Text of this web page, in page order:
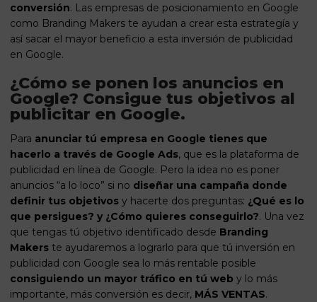
conversión. Las empresas de posicionamiento en Google
como Branding Makers te ayudan a crear esta estrategía y
así sacar el mayor beneficio a esta inversión de publicidad
en Google.
¿Cómo se ponen los anuncios en
Google? Consigue tus objetivos al
publicitar en Google.
Para anunciar tú empresa en Google tienes que
hacerlo a través de Google Ads, que es la plataforma de
publicidad en línea de Google. Pero la idea no es poner
anuncios “a lo loco” si no diseñar una campaña donde
definir tus objetivos y hacerte dos preguntas: ¿Qué es lo
que persigues? y ¿Cómo quieres conseguirlo?. Una vez
que tengas tú objetivo identificado desde Branding
Makers te ayudaremos a lograrlo para que tú inversión en
publicidad con Google sea lo más rentable posible
consiguiendo un mayor tráfico en tú web y lo más
importante, más conversión es decir, MÁS VENTAS.